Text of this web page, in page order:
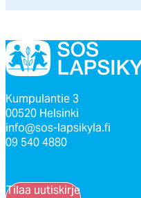
Kumpulantie 3
00520 Helsinki
info@sos-lapsikyla.fi
09 540 4880
Tilaa uutiskirje